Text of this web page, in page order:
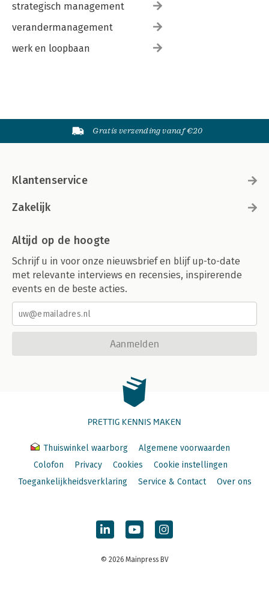
strategisch management
verandermanagement
werk en loopbaan
Gratis verzending vanaf €20
Klantenservice
Zakelijk
Altijd op de hoogte
Schrijf u in voor onze nieuwsbrief en blijf up-to-date
met relevante interviews en recensies, inspirerende
events en de beste acties.
Aanmelden
PRETTIG KENNIS MAKEN
Thuiswinkel waarborg
Algemene voorwaarden
Colofon
Privacy Cookies
Cookie instellingen
Toegankelijkheidsverklaring
Service & Contact Over ons
© 2026 Mainpress BV